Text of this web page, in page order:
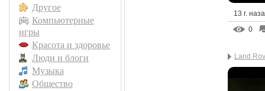
Другое
Компьютерные
игры
Красота и здоровье
Люди и блоги
Музыка
Общество
13 г.
0
Land